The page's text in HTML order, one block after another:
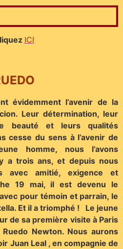
ICI
évidemment l’avenir de la
Leur détermination, leur
beauté et leurs qualités
cesse du sens à l’avenir de
homme, nous l’avons
a trois ans, et depuis nous
avec amitié, exigence et
19 mai, il est devenu le
pour témoin et parrain, le
Et il a triomphé ! Le jeune
de sa première visite à Paris
Newton. Nous aurons
Juan Leal , en compagnie de